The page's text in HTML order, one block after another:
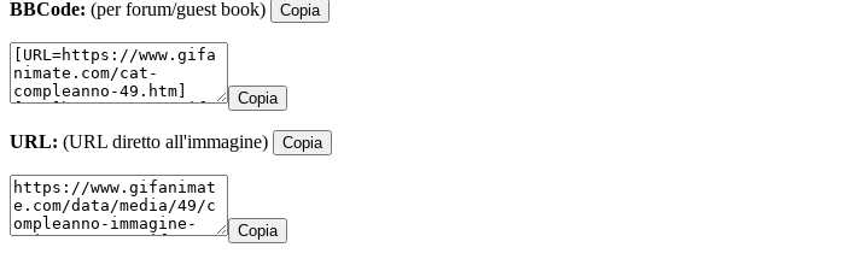
BBCode: (per forum/guest book) Copia
Copia
URL: (URL diretto all'immagine) Copia
Copia